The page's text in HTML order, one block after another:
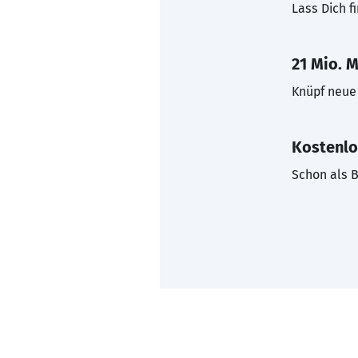
Lass Dich
21 Mio.
Knüpf
Schon als